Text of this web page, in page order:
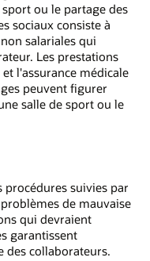
ou le partage des
sociaux consiste à
salariales qui
Les prestations
l'assurance médicale
peuvent figurer
salle de sport ou le
procédures suivies par
de mauvaise
qui devraient
garantissent
des collaborateurs.